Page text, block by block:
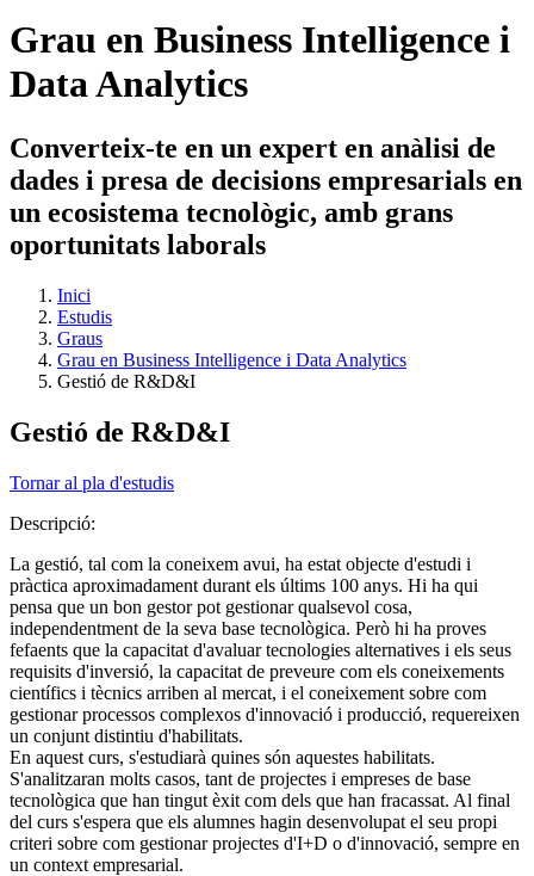
Grau en Business Intelligence i
Data Analytics
Converteix-te en un expert en anàlisi de
dades i presa de decisions empresarials en
un ecosistema tecnològic, amb grans
oportunitats laborals
Inici
Estudis
Graus
Grau en Business Intelligence i Data Analytics
Gestió de R&D&I
Gestió de R&D&I
Tornar al pla d'estudis
Descripció:
La gestió, tal com la coneixem avui, ha estat objecte d'estudi i
pràctica aproximadament durant els últims 100 anys. Hi ha qui
pensa que un bon gestor pot gestionar qualsevol cosa,
independentment de la seva base tecnològica. Però hi ha proves
fefaents que la capacitat d'avaluar tecnologies alternatives i els seus
requisits d'inversió, la capacitat de preveure com els coneixements
científics i tècnics arriben al mercat, i el coneixement sobre com
gestionar processos complexos d'innovació i producció, requereixen
un conjunt distintiu d'habilitats.
En aquest curs, s'estudiarà quines són aquestes habilitats.
S'analitzaran molts casos, tant de projectes i empreses de base
tecnològica que han tingut èxit com dels que han fracassat. Al final
del curs s'espera que els alumnes hagin desenvolupat el seu propi
criteri sobre com gestionar projectes d'I+D o d'innovació, sempre en
un context empresarial.